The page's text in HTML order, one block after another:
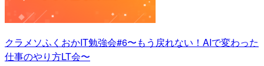
クラメソふくおかIT勉強会#6〜もう戻れない！AIで変わった
仕事のやり方LT会〜